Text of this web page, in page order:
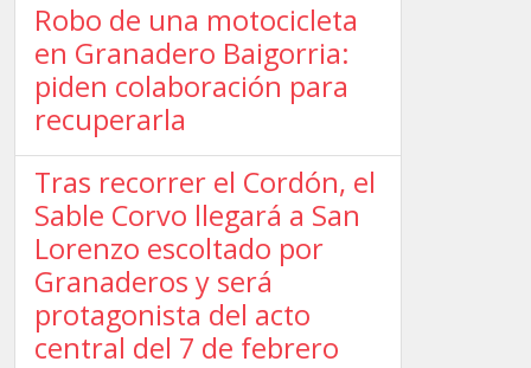
Robo de una motocicleta
en Granadero Baigorria:
piden colaboración para
recuperarla
Tras recorrer el Cordón, el
Sable Corvo llegará a San
Lorenzo escoltado por
Granaderos y será
protagonista del acto
central del 7 de febrero